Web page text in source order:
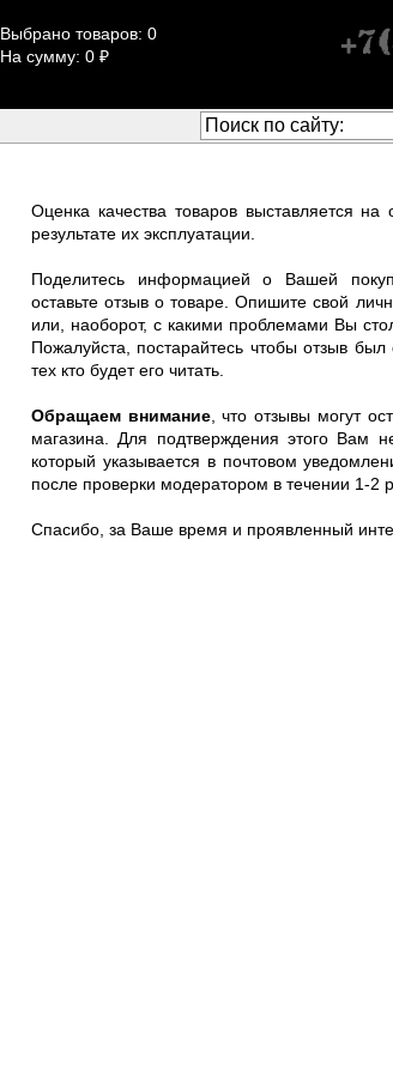
Выбрано товаров: 0
На сумму: 0 ₽
Оценка качества товаров выставляется
результате их эксплуатации.
Поделитесь информацией о Вашей
оставьте отзыв о товаре. Опишите свой
или, наоборот, с какими проблемами Вы
Пожалуйста, постарайтесь чтобы отзыв
тех кто будет его читать.
Обращаем внимание, что отзывы могут
магазина. Для подтверждения этого Вам
который указывается в почтовом
после проверки модератором в течении 1-2
Спасибо, за Ваше время и проявленный